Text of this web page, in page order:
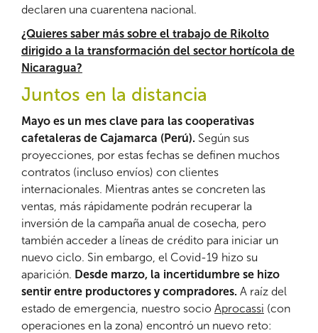
declaren una cuarentena nacional.
¿Quieres saber más sobre el trabajo de Rikolto
dirigido a la transformación del sector hortícola de
Nicaragua?
Juntos en la distancia
Mayo es un mes clave para las cooperativas
cafetaleras de Cajamarca (Perú). Según sus
proyecciones, por estas fechas se definen muchos
contratos (incluso envíos) con clientes
internacionales. Mientras antes se concreten las
ventas, más rápidamente podrán recuperar la
inversión de la campaña anual de cosecha, pero
también acceder a líneas de crédito para iniciar un
nuevo ciclo. Sin embargo, el Covid-19 hizo su
aparición. Desde marzo, la incertidumbre se hizo
sentir entre productores y compradores. A raíz del
estado de emergencia, nuestro socio Aprocassi (con
operaciones en la zona) encontró un nuevo reto: